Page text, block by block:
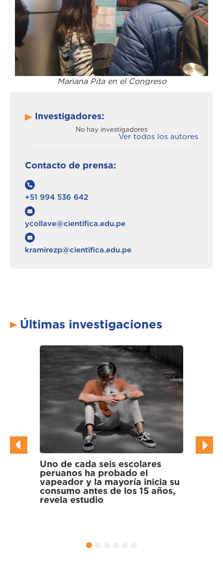
Mariana Pita en el Congreso
Investigadores:
No hay investigadores
Ver todos los autores
Contacto de prensa:
+51 994 536 642
ycollave@cientifica.edu.pe
kramirezp@cientifica.edu.pe
Últimas investigaciones
de cada seis escolares
ha probado el
y la mayoría inicia su
antes de los 15 años,
estudio
Científicos
en gallinazos y
los Pantanos de
4